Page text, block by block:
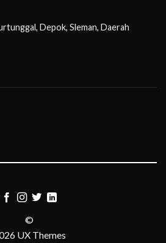
Depok, Sleman, Daerah
©
UX Themes